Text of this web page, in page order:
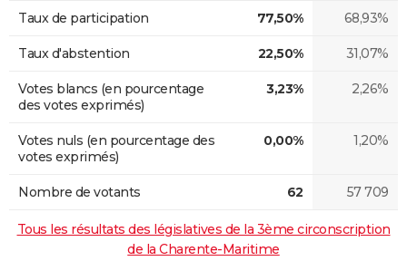
Taux de participation 77,50% 68,93%
Taux d'abstention 22,50% 31,07%
Votes blancs (en pourcentage
des votes exprimés)
3,23% 2,26%
Votes nuls (en pourcentage des
votes exprimés)
0,00% 1,20%
Nombre de votants 62 57 709
Tous les résultats des législatives de la 3ème circonscription
de la Charente-Maritime